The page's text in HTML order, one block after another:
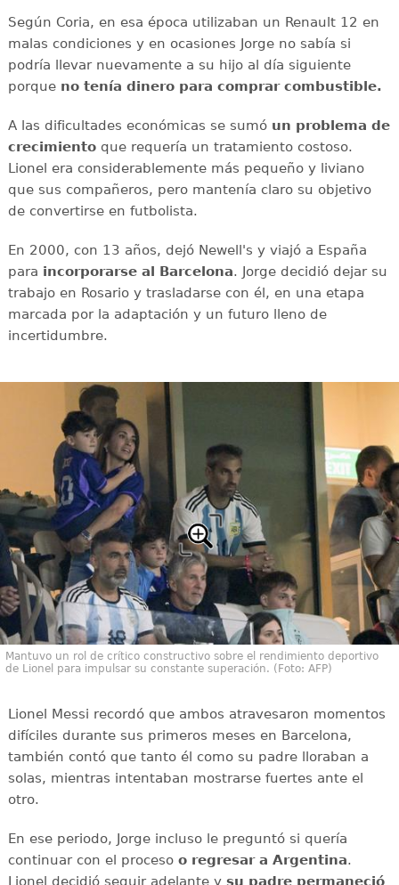
Según Coria, en esa época utilizaban un Renault 12 en
malas condiciones y en ocasiones Jorge no sabía si
podría llevar nuevamente a su hijo al día siguiente
porque no tenía dinero para comprar combustible.
A las dificultades económicas se sumó un problema de
crecimientoque requería un tratamiento costoso.
Lionel era considerablemente más pequeño y liviano
que sus compañeros, pero mantenía claro su objetivo
de convertirse en futbolista.
En 2000, con 13 años, dejó Newell's y viajó a España
para incorporarse al Barcelona. Jorge decidió dejar su
trabajo en Rosario y trasladarse con él, en una etapa
marcada por la adaptación y un futuro lleno de
incertidumbre.
Mantuvo un rol de crítico constructivo sobre el rendimiento deportivo
de Lionel para impulsar su constante superación. (Foto: AFP)
Lionel Messi recordó que ambos atravesaron momentos
difíciles durante sus primeros meses en Barcelona,
también contó que tanto él como su padre lloraban a
solas, mientras intentaban mostrarse fuertes ante el
otro.
En ese periodo, Jorge incluso le preguntó si quería
continuar con el proceso o regresar a Argentina.
Lionel decidió seguir adelante y su padre permaneció